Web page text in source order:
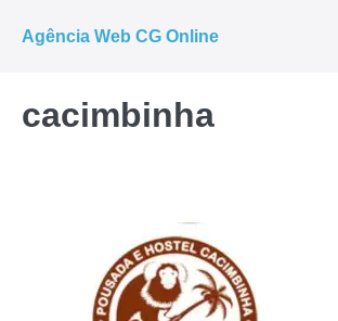
paraAgência Web CG Online
cacimbinha